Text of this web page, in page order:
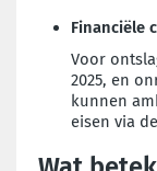
Financiële
Voor
2025, en
kunnen
eisen via